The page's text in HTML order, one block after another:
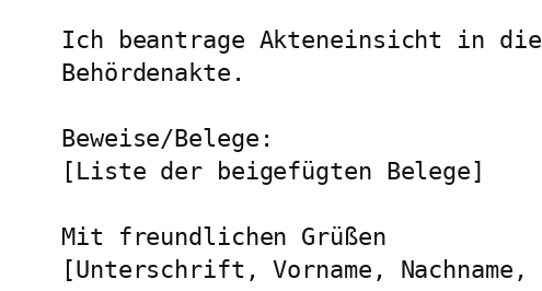
Ich beantrage Akteneinsicht in
Behördenakte.
Beweise/Belege:
[Liste der beigefügten Belege]
Mit freundlichen Grüßen